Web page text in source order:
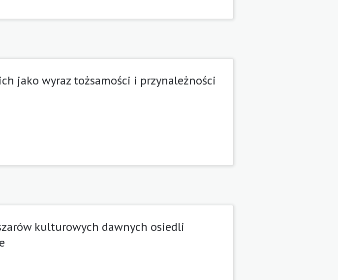
jako wyraz tożsamości i przynależności
kulturowych dawnych osiedli